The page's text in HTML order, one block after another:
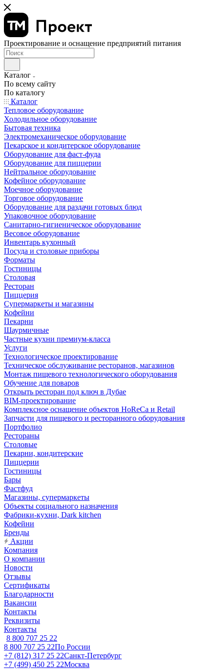
Проектирование и оснащение предприятий питания
Каталог
По всему сайту
По каталогу
Каталог
Тепловое оборудование
Холодильное оборудование
Бытовая техника
Электромеханическое оборудование
Пекарское и кондитерское оборудование
Оборудование для фаст-фуда
Оборудование для пиццерии
Нейтральное оборудование
Кофейное оборудование
Моечное оборудование
Торговое оборудование
Оборудование для раздачи готовых блюд
Упаковочное оборудование
Санитарно-гигиеническое оборудование
Весовое оборудование
Инвентарь кухонный
Посуда и столовые приборы
Форматы
Гостиницы
Столовая
Ресторан
Пиццерия
Супермаркеты и магазины
Кофейни
Пекарни
Шаурмичные
Частные кухни премиум-класса
Услуги
Технологическое проектирование
Техническое обслуживание ресторанов, магазинов
Монтаж пищевого технологического оборудования
Обучение для поваров
Открыть ресторан под ключ в Дубае
BIM-проектирование
Комплексное оснащение объектов HoReCa и Retail
Запчасти для пищевого и ресторанного оборудования
Портфолио
Рестораны
Столовые
Пекарни, кондитерские
Пиццерии
Гостиницы
Бары
Фастфуд
Магазины, супермаркеты
Объекты социального назначения
Фабрики-кухни, Dark kitchen
Кофейни
Бренды
Акции
Компания
О компании
Новости
Отзывы
Сертификаты
Благодарности
Вакансии
Контакты
Реквизиты
Контакты
8 800 707 25 22
8 800 707 25 22По России
+7 (812) 317 25 22Санкт-Петербург
+7 (499) 450 25 22Москва